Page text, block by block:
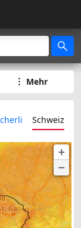
Mehr
Schweiz
+
−